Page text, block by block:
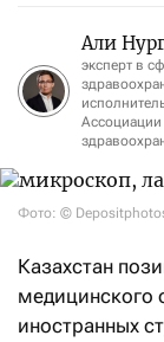
Али
эксперт в
Ассоциации
Фото: ©
Казахстан
медицинского
иностранных